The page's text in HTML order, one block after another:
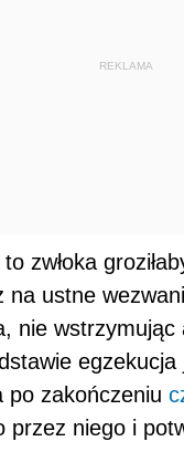
REKLAMA
zwłoka
na ustne
nie wstrzymując
po zakończeniu
niego i